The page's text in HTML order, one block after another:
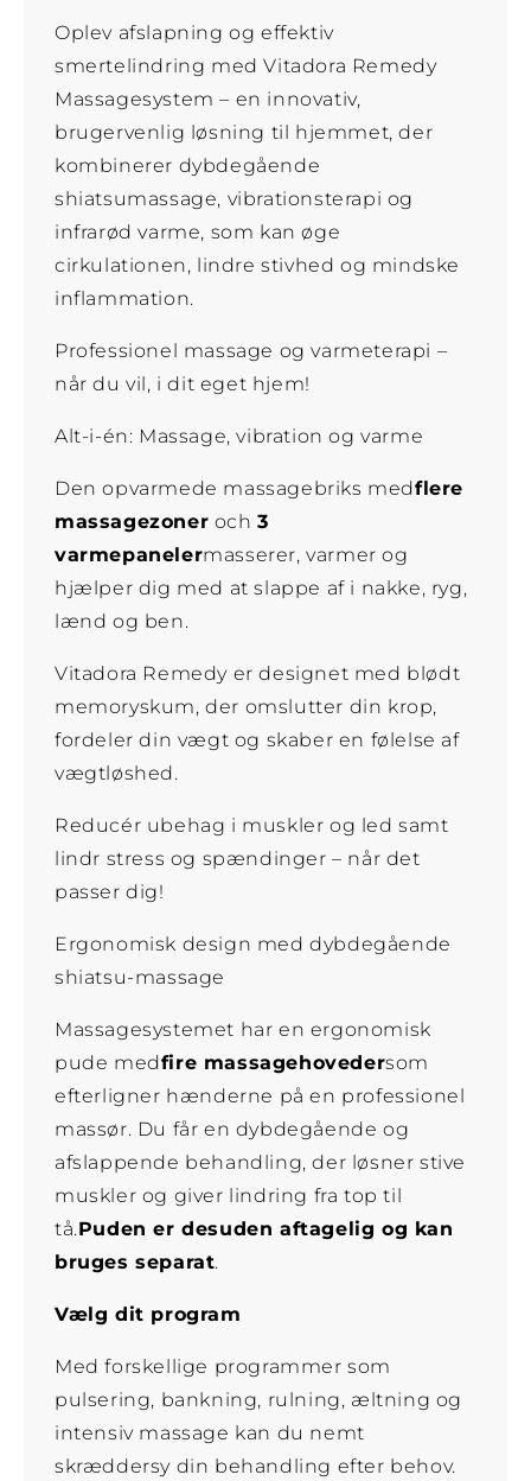
Oplev afslapning og effektiv
smertelindring med Vitadora Remedy
Massagesystem – en innovativ,
brugervenlig løsning til hjemmet, der
kombinerer dybdegående
shiatsumassage, vibrationsterapi og
infrarød varme, som kan øge
cirkulationen, lindre stivhed og mindske
inflammation.
Professionel massage og varmeterapi –
når du vil, i dit eget hjem!
Alt-i-én: Massage, vibration og varme
Den opvarmede massagebriks medflere
massagezoner och3
varmepanelermasserer, varmer og
hjælper dig med at slappe af i nakke, ryg,
lænd og ben.
Vitadora Remedy er designet med blødt
memoryskum, der omslutter din krop,
fordeler din vægt og skaber en følelse af
vægtløshed.
Reducér ubehag i muskler og led samt
lindr stress og spændinger – når det
passer dig!
Ergonomisk design med dybdegående
shiatsu-massage
Massagesystemet har en ergonomisk
pude medfire massagehovedersom
efterligner hænderne på en professionel
massør. Du får en dybdegående og
afslappende behandling, der løsner stive
muskler og giver lindring fra top til
tå.Puden er desuden aftagelig og kan
bruges separat.
Vælg dit program
Med forskellige programmer som
pulsering, bankning, rulning, æltning og
intensiv massage kan du nemt
skræddersy din behandling efter behov.